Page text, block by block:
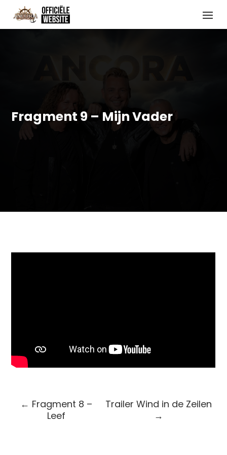
Fragment 9 – Mijn Vader
← Fragment 8 –
Leef
Trailer Wind in de Zeilen
→